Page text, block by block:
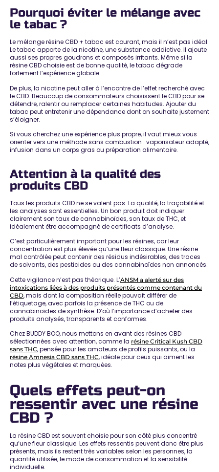
Pourquoi éviter le mélange avec
le tabac ?
Le mélange résine CBD + tabac est courant, mais il n’est pas idéal.
Le tabac apporte de la nicotine, une substance addictive. Il ajoute
aussi ses propres goudrons et composés irritants. Même si la
résine CBD choisie est de bonne qualité, le tabac dégrade
fortement l’expérience globale.
De plus, la nicotine peut aller à l’encontre de l’effet recherché avec
le CBD. Beaucoup de consommateurs choisissent le CBD pour se
détendre, ralentir ou remplacer certaines habitudes. Ajouter du
tabac peut entretenir une dépendance dont on souhaite justement
s’éloigner.
Si vous cherchez une expérience plus propre, il vaut mieux vous
orienter vers une méthode sans combustion : vaporisateur adapté,
infusion dans un corps gras ou préparation alimentaire.
Attention à la qualité des
produits CBD
Tous les produits CBD ne se valent pas. La qualité, la traçabilité et
les analyses sont essentielles. Un bon produit doit indiquer
clairement son taux de cannabinoïdes, son taux de THC, et
idéalement être accompagné de certificats d’analyse.
C’est particulièrement important pour les résines, car leur
concentration est plus élevée qu’une fleur classique. Une résine
mal contrôlée peut contenir des résidus indésirables, des traces
de solvants, des pesticides ou des cannabinoïdes non annoncés.
Cette vigilance n’est pas théorique. L’ANSM a alerté sur des
intoxications liées à des produits présentés comme contenant du
CBD, mais dont la composition réelle pouvait différer de
l’étiquetage, avec parfois la présence de THC ou de
cannabinoïdes de synthèse. D’où l’importance d’acheter des
produits analysés, transparents et conformes.
Chez BUDDY BOO, nous mettons en avant des résines CBD
sélectionnées avec attention, comme la résine Critical Kush CBD
sans THC, pensée pour les amateurs de profils puissants, ou la
résine Amnesia CBD sans THC, idéale pour ceux qui aiment les
notes plus végétales et marquées.
Quels effets peut-on
ressentir avec une résine
CBD ?
La résine CBD est souvent choisie pour son côté plus concentré
qu’une fleur classique. Les effets ressentis peuvent donc être plus
présents, mais ils restent très variables selon les personnes, la
quantité utilisée, le mode de consommation et la sensibilité
individuelle.